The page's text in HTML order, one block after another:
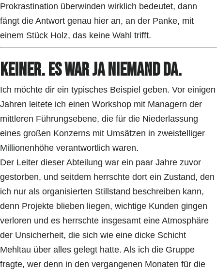
Prokrastination überwinden wirklich bedeutet, dann
fängt die Antwort genau hier an, an der Panke, mit
einem Stück Holz, das keine Wahl trifft.
Keiner. Es war ja niemand da.
Ich möchte dir ein typisches Beispiel geben. Vor einigen
Jahren leitete ich einen Workshop mit Managern der
mittleren Führungsebene, die für die Niederlassung
eines großen Konzerns mit Umsätzen in zweistelliger
Millionenhöhe verantwortlich waren.
Der Leiter dieser Abteilung war ein paar Jahre zuvor
gestorben, und seitdem herrschte dort ein Zustand, den
ich nur als organisierten Stillstand beschreiben kann,
denn Projekte blieben liegen, wichtige Kunden gingen
verloren und es herrschte insgesamt eine Atmosphäre
der Unsicherheit, die sich wie eine dicke Schicht
Mehltau über alles gelegt hatte. Als ich die Gruppe
fragte, wer denn in den vergangenen Monaten für die